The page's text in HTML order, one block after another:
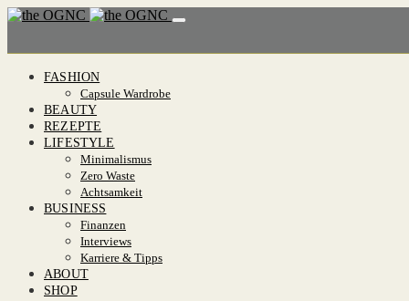
FASHION
Capsule Wardrobe
BEAUTY
REZEPTE
LIFESTYLE
Minimalismus
Zero Waste
Achtsamkeit
BUSINESS
Finanzen
Interviews
Karriere & Tipps
ABOUT
SHOP